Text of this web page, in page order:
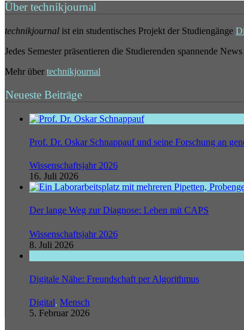
Über technikjournal
technikjournal ist ein studentisches Projekt der Studiengänge
Jedes Semester präsentieren die Studierenden spannende
Mehr über technikjournal
Neueste Beiträge
Prof. Dr. Oskar Schnappauf und seine Forschung an
Wissenschaftsjahr 2026
16. Juli 2026
Der lange Weg zur Diagnose: Leben mit CAPS
Wissenschaftsjahr 2026
8. Juli 2026
Digitale Nähe: Freundschaft per Algorithmus
Digital, Mensch
5. Februar 2026